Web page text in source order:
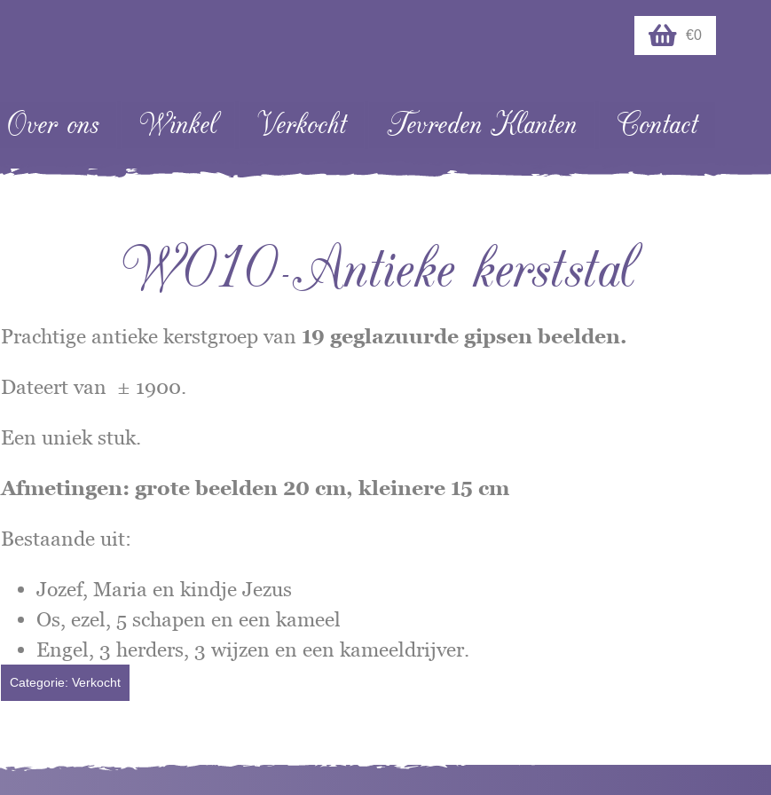
€0
Over ons Winkel Verkocht Tevreden Klanten Contact
W010-Antieke kerststal
Prachtige antieke kerstgroep van 19 geglazuurde gipsen beelden.
Dateert van ± 1900.
Een uniek stuk.
Afmetingen: grote beelden 20 cm, kleinere 15 cm
Bestaande uit:
Jozef, Maria en kindje Jezus
Os, ezel, 5 schapen en een kameel
Engel, 3 herders, 3 wijzen en een kameeldrijver.
Categorie:Verkocht